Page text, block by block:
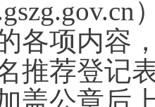
各项内容
推荐登记